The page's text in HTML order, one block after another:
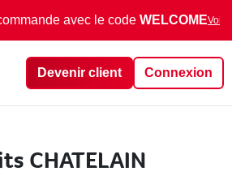
avec le code WELCOMEVoir
Devenir client Connexion
CHATELAIN